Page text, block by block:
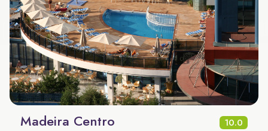
Madeira Centro 10.0